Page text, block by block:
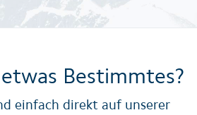
Bestimmtes?
einfach direkt auf unserer